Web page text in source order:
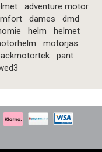
adventure motor
dames
dmd
helm
helmet
motorjas
pant